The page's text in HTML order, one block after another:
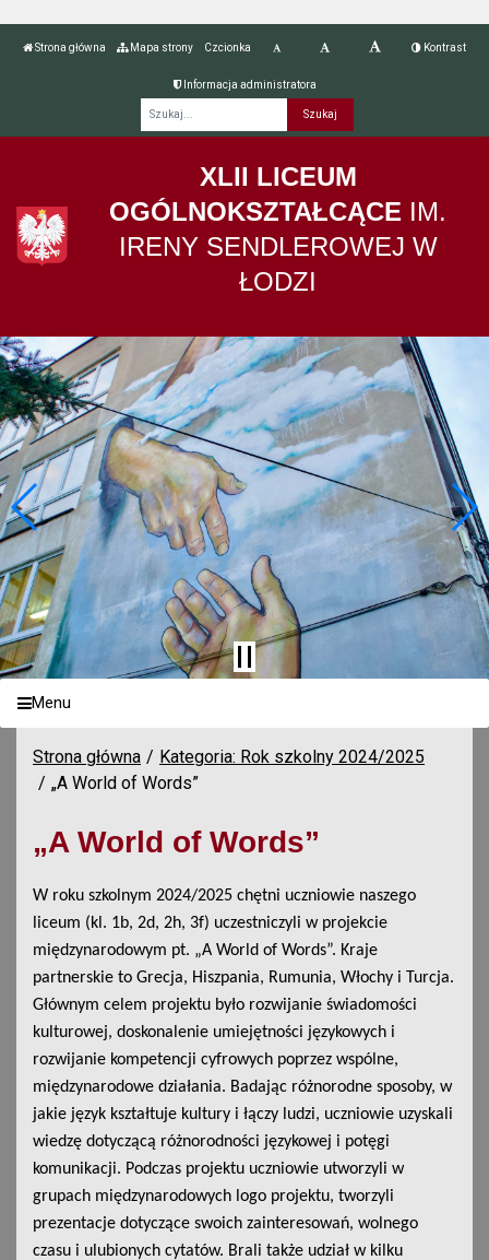
Strona główna Mapa strony Czcionka Kontrast
Informacja administratora
XLII LICEUM
OGÓLNOKSZTAŁCĄCE IM.
IRENY SENDLEROWEJ W
ŁODZI
Menu
Strona główna
Kategoria: Rok szkolny 2024/2025
„A World of Words”
„A World of Words”
W roku szkolnym 2024/2025 chętni uczniowie naszego
liceum (kl. 1b, 2d, 2h, 3f) uczestniczyli w projekcie
międzynarodowym pt. „A World of Words”. Kraje
partnerskie to Grecja, Hiszpania, Rumunia, Włochy i Turcja.
Głównym celem projektu było rozwijanie świadomości
kulturowej, doskonalenie umiejętności językowych i
rozwijanie kompetencji cyfrowych poprzez wspólne,
międzynarodowe działania. Badając różnorodne sposoby, w
jakie język kształtuje kultury i łączy ludzi, uczniowie uzyskali
wiedzę dotyczącą różnorodności językowej i potęgi
komunikacji. Podczas projektu uczniowie utworzyli w
grupach międzynarodowych logo projektu, tworzyli
prezentacje dotyczące swoich zainteresowań, wolnego
czasu i ulubionych cytatów. Brali także udział w kilku